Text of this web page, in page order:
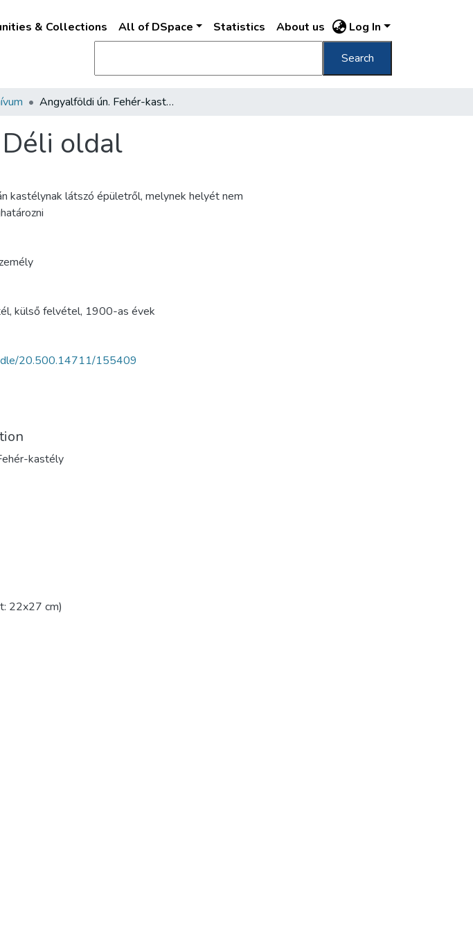
& Collections All of DSpace Statistics About us Log In
Search
Angyalföldi ún. Fehér-kastély, Déli oldal
oldal
kastélynak látszó épületről, melynek helyét nem
, külső felvétel, 1900-as évek
20.500.14711/155409
kastély
22x27 cm)